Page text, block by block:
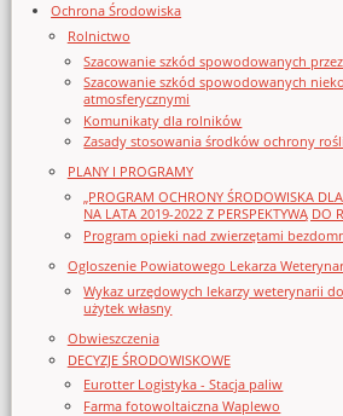
Ochrona Środowiska
Rolnictwo
Szacowanie szkód spowodowanych
Szacowanie szkód spowodowanych
atmosferycznymi
Komunikaty dla rolników
Zasady stosowania środków ochrony
PLANY I PROGRAMY
„PROGRAM OCHRONY ŚRODOWISKA
NA LATA 2019-2022 Z PERSPEKTYWĄ DO
Program opieki nad zwierzętami
Ogloszenie Powiatowego Lekarza
Wykaz urzędowych lekarzy weterynarii
użytek własny
Obwieszczenia
DECYZJE ŚRODOWISKOWE
Eurotter Logistyka - Stacja paliw
Farma fotowoltaiczna Waplewo